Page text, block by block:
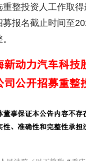
整投资人工作取
报名截止时间至